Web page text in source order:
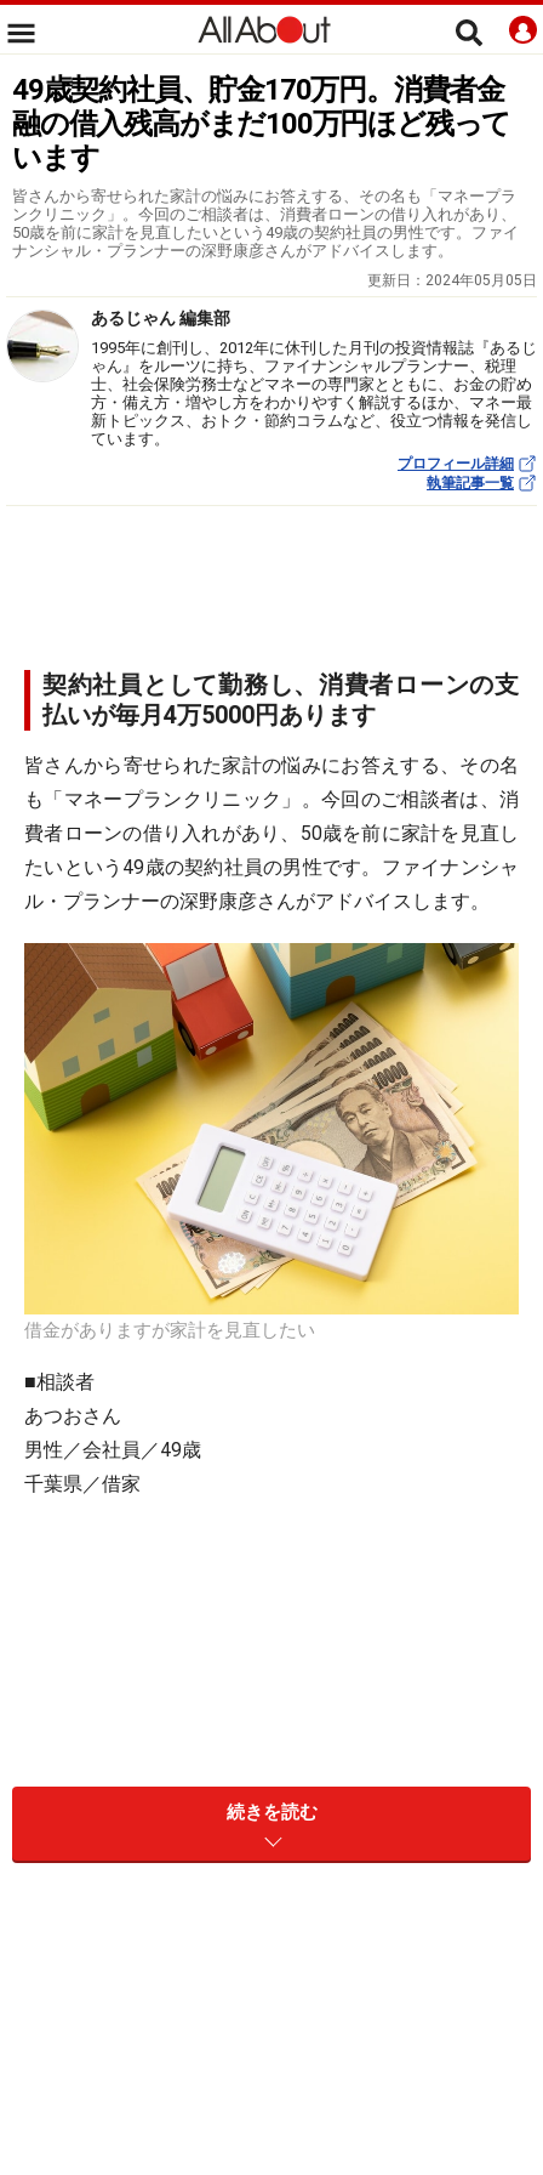
49歳契約社員、貯金170万円。消費者金
融の借入残高がまだ100万円ほど残って
います
皆さんから寄せられた家計の悩みにお答えする、その名も「マネープラ
ンクリニック」。今回のご相談者は、消費者ローンの借り入れがあり、
50歳を前に家計を見直したいという49歳の契約社員の男性です。ファイ
ナンシャル・プランナーの深野康彦さんがアドバイスします。
更新日： 2024年05月05日
あるじゃん 編集部
1995年に創刊し、2012年に休刊した月刊の投資情報誌『あるじ
ゃん』をルーツに持ち、ファイナンシャルプランナー、税理
士、社会保険労務士などマネーの専門家とともに、お金の貯め
方・備え方・増やし方をわかりやすく解説するほか、マネー最
新トピックス、おトク・節約コラムなど、役立つ情報を発信し
ています。
プロフィール詳細
執筆記事一覧
契約社員として勤務し、消費者ローンの支
払いが毎月4万5000円あります
皆さんから寄せられた家計の悩みにお答えする、その名
も「マネープランクリニック」。今回のご相談者は、消
費者ローンの借り入れがあり、50歳を前に家計を見直し
たいという49歳の契約社員の男性です。ファイナンシャ
ル・プランナーの深野康彦さんがアドバイスします。
借金がありますが家計を見直したい
■相談者
あつおさん
男性／会社員／49歳
千葉県／借家
続きを読む